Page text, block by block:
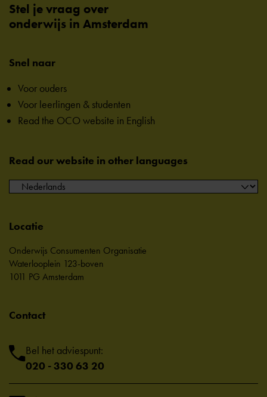
Stel je vraag over
onderwijs in Amsterdam
Snel naar
Voor ouders
Voor leerlingen & studenten
Read the OCO website in English
Read our website in other languages
Locatie
Onderwijs Consumenten Organisatie
Waterlooplein 123-boven
1011 PG Amsterdam
Contact
Bel het adviespunt:
020 - 330 63 20